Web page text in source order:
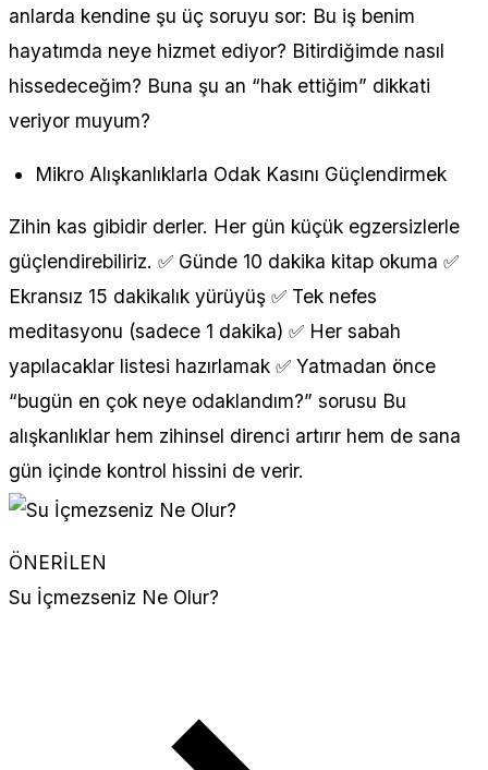
anlarda kendine şu üç soruyu sor: Bu iş benim
hayatımda neye hizmet ediyor? Bitirdiğimde nasıl
hissedeceğim? Buna şu an “hak ettiğim” dikkati
veriyor muyum?
Mikro Alışkanlıklarla Odak Kasını Güçlendirmek
Zihin kas gibidir derler. Her gün küçük egzersizlerle
güçlendirebiliriz. ✅ Günde 10 dakika kitap okuma ✅
Ekransız 15 dakikalık yürüyüş ✅ Tek nefes
meditasyonu (sadece 1 dakika) ✅ Her sabah
yapılacaklar listesi hazırlamak ✅ Yatmadan önce
“bugün en çok neye odaklandım?” sorusu Bu
alışkanlıklar hem zihinsel direnci artırır hem de sana
gün içinde kontrol hissini de verir.
ÖNERİLEN
Su İçmezseniz Ne Olur?